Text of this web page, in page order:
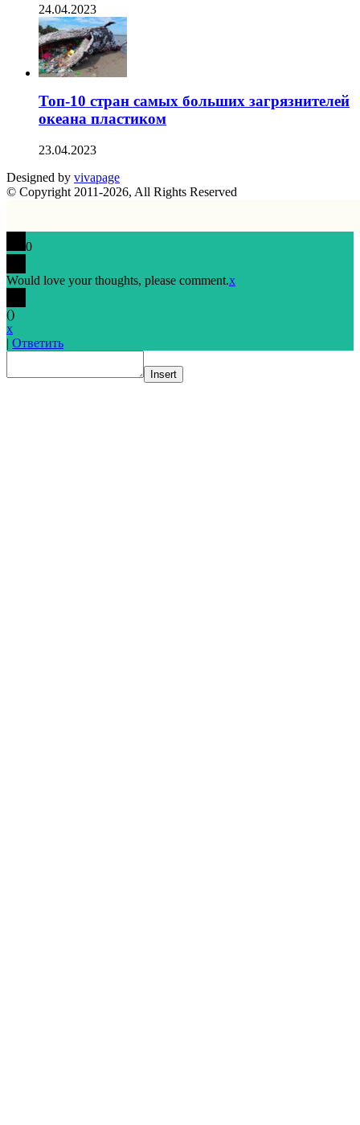
24.04.2023
Топ-10 стран самых больших загрязнителей
океана пластиком
23.04.2023
Designed by vivapage
© Copyright 2011-2026, All Rights Reserved
0
Would love your thoughts, please comment.x
()
x
| Ответить
Insert